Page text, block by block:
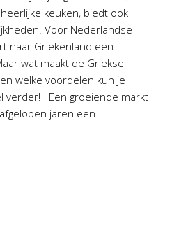
keuken, biedt ook
Voor Nederlandse
naar Griekenland een
wat maakt de Griekse
welke voordelen kun je
verder! Een groeiende markt
jaren een